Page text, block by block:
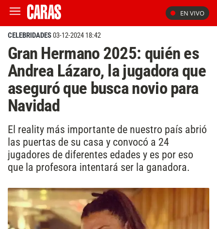
EN VIVO
CELEBRIDADES03-12-2024 18:42
Gran Hermano 2025: quién es
Andrea Lázaro, la jugadora que
aseguró que busca novio para
Navidad
El reality más importante de nuestro país abrió
las puertas de su casa y convocó a 24
jugadores de diferentes edades y es por eso
que la profesora intentará ser la ganadora.